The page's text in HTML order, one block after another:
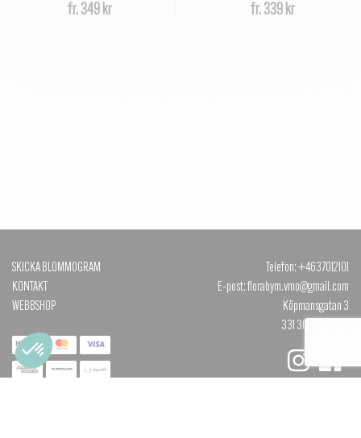
fr.349 kr fr.339 kr
SKICKA BLOMMOGRAM
KONTAKT
WEBBSHOP
Telefon: +4637012101
E-post: florabym.vmo@gmail.com
Köpmansgatan 3
331 30 VÄRNAMO